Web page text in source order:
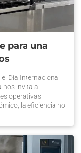
para una
Día Internacional
nos invita a
operativas
la eficiencia no
eficiente para una
en Prática